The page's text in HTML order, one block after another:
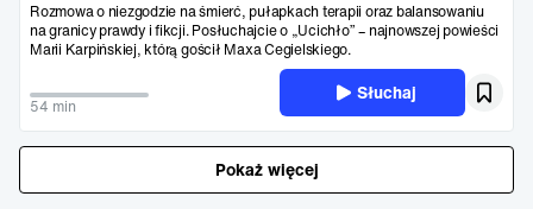
Rozmowa o niezgodzie na śmierć, pułapkach terapii oraz balansowaniu
na granicy prawdy i fikcji. Posłuchajcie o „Ucichło” – najnowszej powieści
Marii Karpińskiej, którą gościł Maxa Cegielskiego.
54 min
Słuchaj
Pokaż więcej